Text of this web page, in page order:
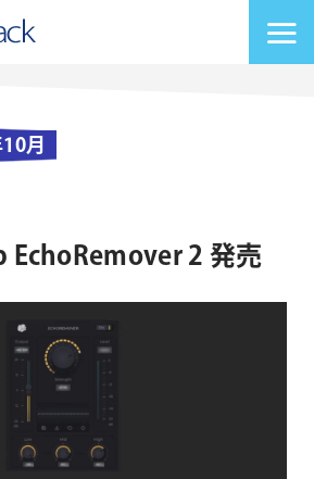
月
EchoRemover 2 発売